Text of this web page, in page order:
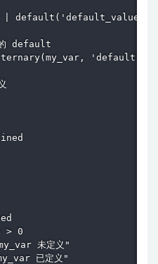
| default('default_value')
default
'default')
> 0
未定义"
已定义"